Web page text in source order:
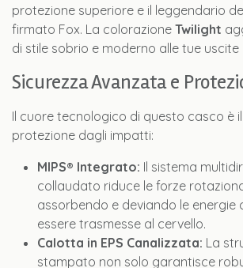
protezione superiore e il leggendario
firmato Fox. La colorazione Twilight
di stile sobrio e moderno alle tue
Sicurezza Avanzata e
Il cuore tecnologico di questo casco è
protezione dagli impatti:
MIPS® Integrato: Il sistema
collaudato riduce le forze
assorbendo e deviando le energie
essere trasmesse al cervello.
Calotta in EPS Canalizzata: La
stampato non solo garantisce